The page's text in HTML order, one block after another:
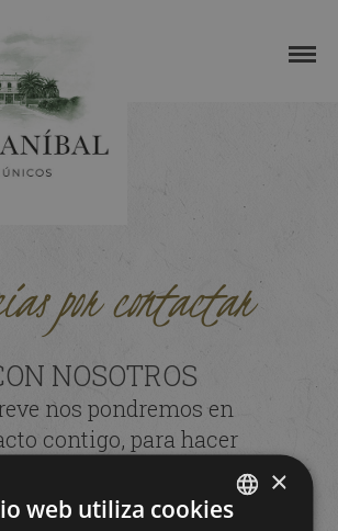
por contactar
NOSOTROS
nos pondremos en
contigo, para hacer
sueñas
×
web utiliza cookies